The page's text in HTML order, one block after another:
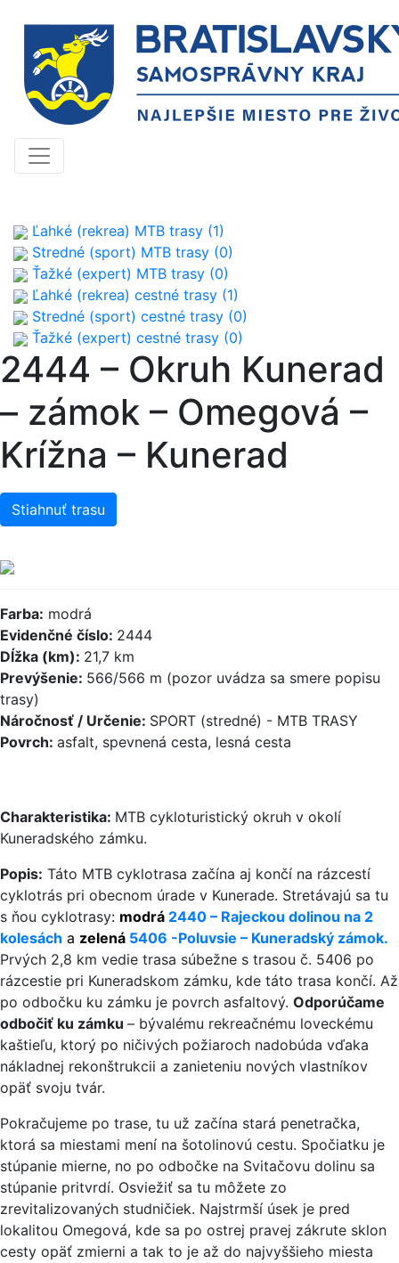
Ľahké (rekrea) MTB trasy (1)
Stredné (sport) MTB trasy (0)
Ťažké (expert) MTB trasy (0)
Ľahké (rekrea) cestné trasy (1)
Stredné (sport) cestné trasy (0)
Ťažké (expert) cestné trasy (0)
2444 – Okruh Kunerad
– zámok – Omegová –
Krížna – Kunerad
Stiahnuť trasu
Farba: modrá
Evidenčné číslo: 2444
Dĺžka (km): 21,7 km
Prevýšenie: 566/566 m (pozor uvádza sa smere popisu
trasy)
Náročnosť / Určenie: SPORT (stredné) - MTB TRASY
Povrch: asfalt, spevnená cesta, lesná cesta
Charakteristika: MTB cykloturistický okruh v okolí
Kuneradského zámku.
Popis: Táto MTB cyklotrasa začína aj končí na rázcestí
cyklotrás pri obecnom úrade v Kunerade. Stretávajú sa tu
s ňou cyklotrasy: modrá 2440 – Rajeckou dolinou na 2
kolesách a zelená 5406 -Poluvsie – Kuneradský zámok.
Prvých 2,8 km vedie trasa súbežne s trasou č. 5406 po
rázcestie pri Kuneradskom zámku, kde táto trasa končí. Až
po odbočku ku zámku je povrch asfaltový. Odporúčame
odbočiť ku zámku – bývalému rekreačnému loveckému
kaštieľu, ktorý po ničivých požiaroch nadobúda vďaka
nákladnej rekonštrukcii a zanieteniu nových vlastníkov
opäť svoju tvár.
Pokračujeme po trase, tu už začína stará penetračka,
ktorá sa miestami mení na šotolinovú cestu. Spočiatku je
stúpanie mierne, no po odbočke na Svitačovu dolinu sa
stúpanie pritvrdí. Osviežiť sa tu môžete zo
zrevitalizovaných studničiek. Najstrmší úsek je pred
lokalitou Omegová, kde sa po ostrej pravej zákrute sklon
cesty opäť zmierni a tak to je až do najvyššieho miesta